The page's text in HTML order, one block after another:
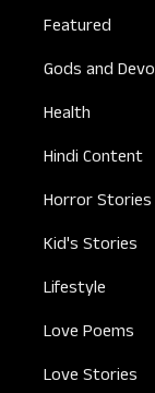
Featured
Gods and
Health
Hindi Content
Horror Stories
Kid's Stories
Lifestyle
Love Poems
Love Stories